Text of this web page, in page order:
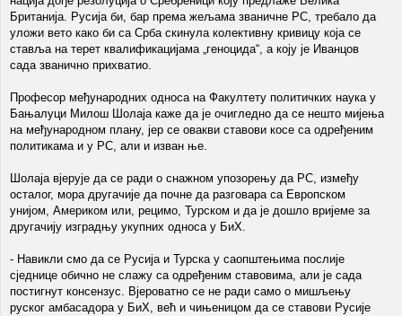
Британија. Русија би, бар према жељама званичне РС, требало да
уложи вето како би са Срба скинула колективну кривицу која се
ставља на терет квалификацијама „геноцида“, а коју је Иванцов
сада званично прихватио.
Професор међународних односа на Факултету политичких наука у
Бањалуци Милош Шолаја каже да је очигледно да се нешто мијења
на међународном плану, јер се овакви ставови косе са одређеним
политикама и у РС, али и изван ње.
Шолаја вјерује да се ради о снажном упозорењу да РС, између
осталог, мора другачије да почне да разговара са Европском
унијом, Америком или, рецимо, Турском и да је дошло вријеме за
другачију изградњу укупних односа у БиХ.
- Навикли смо да се Русија и Турска у саопштењима послије
сједнице обично не слажу са одређеним ставовима, али је сада
постигнут консензус. Вјероватно се не ради само о мишљењу
руског амбасадора у БиХ, већ и чињеницом да се ставови Русије